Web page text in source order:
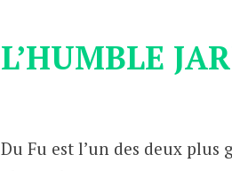
L’HUMBLE
Du Fu est l’un des deux plus